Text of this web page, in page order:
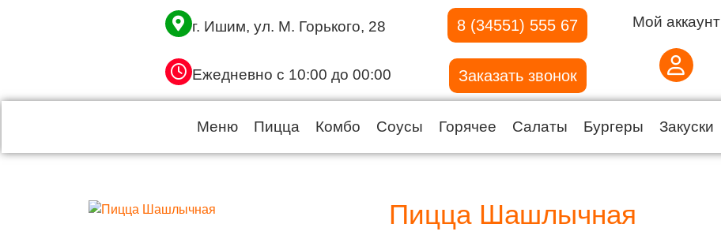
г. Ишим, ул. М. Горького, 28
Ежедневно c 10:00 до 00:00
8 (34551) 555 67
Заказать звонок
Мой аккаунт
Меню Пицца Комбо Соусы Горячее Салаты Бургеры Закуски
Пицца Шашлычная